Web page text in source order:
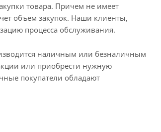
товара. Причем не имеет
объем закупок. Наши клиенты,
процесса обслуживания.
наличным или безналичным
или приобрести нужную
покупатели обладают